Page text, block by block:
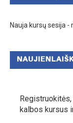
Nauja kursų sesija -
kalbos kursus